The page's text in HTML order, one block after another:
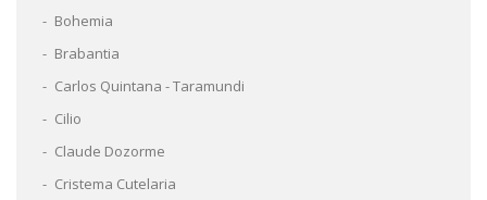
Bohemia
Brabantia
Carlos Quintana - Taramundi
Cilio
Claude Dozorme
Cristema Cutelaria